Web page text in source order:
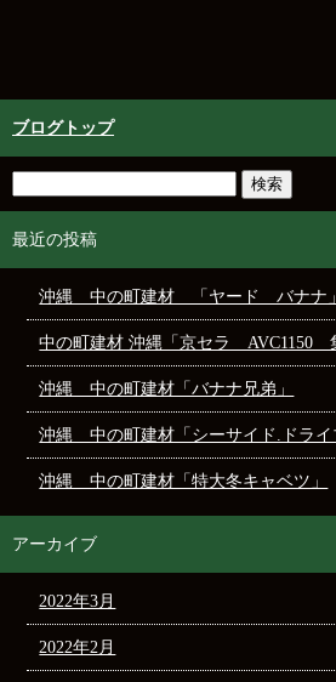
ブログトップ
最近の投稿
沖縄 中の町建材 「ヤード バナナ」
中の町建材 沖縄「京セラ AVC1150
沖縄 中の町建材「バナナ兄弟」
沖縄 中の町建材「シーサイド.ドライ
沖縄 中の町建材「特大冬キャベツ」
アーカイブ
2022年3月
2022年2月